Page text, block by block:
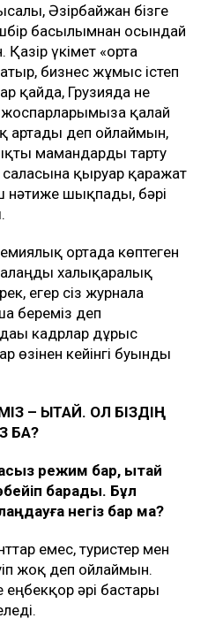
Әзірбайжан бізге
басылымнан осындай
үкімет «орта
бизнес жұмыс істеп
қайда, Грузияда не
қалай
артады деп ойлаймын,
мамандарды тарту
саласына қыруар қаражат
нәтиже шықпады, бәрі
ортада көптеген
халықаралық
егер сіз журналға
береміз деп
кадрлар дұрыс
өзінен кейінгі буынды
– ҚЫТАЙ. ОЛ БІЗДІҢ
БА?
режим бар, Қытай
барады. Бұл
негіз бар ма?
емес, туристер мен
жоқ деп ойлаймын.
еңбекқор әрі бастары